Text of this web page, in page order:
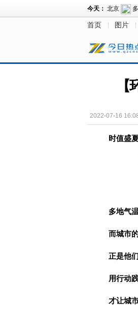
首页 图片
2022-07-16
时值盛
多地气
而城市
正是他
用行动
才让城